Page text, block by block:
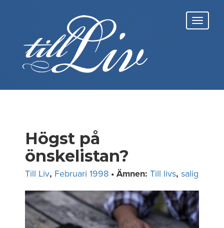
Högst på
önskelistan?
Till Liv, Februari 1998 • Ämnen: Till livs, salig